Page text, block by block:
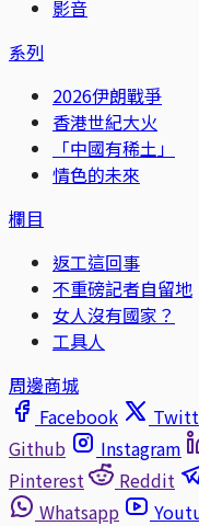
影音
系列
2026伊朗戰爭
香港世紀大火
「中國有稀土」
情色的未來
欄目
返工這回事
不重磅記者自留地
女人沒有國家？
工具人
周邊商城
Facebook
Github
Instagram
Pinterest
Reddit
Whatsapp